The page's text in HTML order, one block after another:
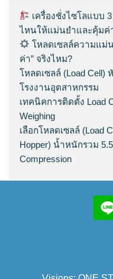
เครื่องชั่งไซโลแบบ
ไหนให้แม่นยำและคุ้มค่
โหลดเซลล์ความแม่
ค่า” จริงไหม?
โหลดเซลล์ (Load
โรงงานอุตสาหกรรม
เทคนิคการติดตั้ง Load
Weighing
เลือกโหลดเซลล์ (Load
Hopper) น้ำหนักรวม
Compression